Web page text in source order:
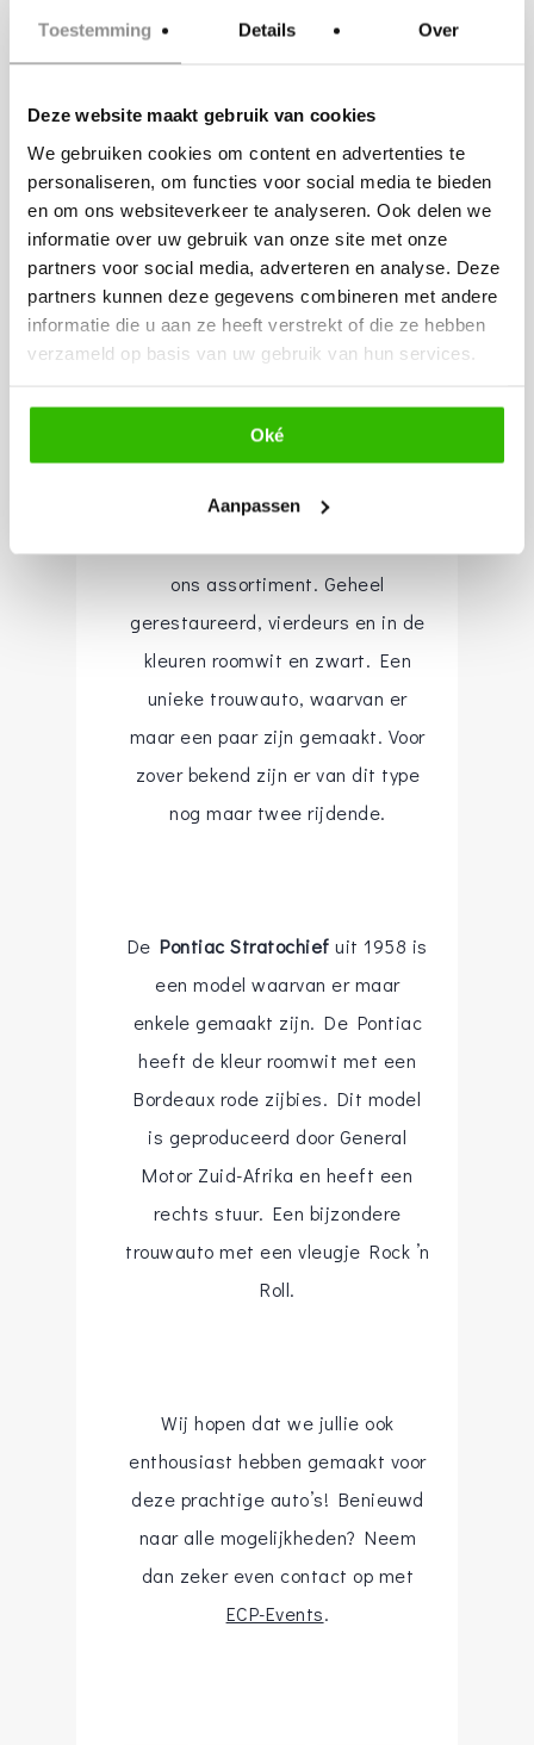
Toestemming Details Over
Deze website maakt gebruik van cookies
We gebruiken cookies om content en advertenties te
personaliseren, om functies voor social media te bieden
en om ons websiteverkeer te analyseren. Ook delen we
informatie over uw gebruik van onze site met onze
partners voor social media, adverteren en analyse. Deze
partners kunnen deze gegevens combineren met andere
informatie die u aan ze heeft verstrekt of die ze hebben
verzameld op basis van uw gebruik van hun services.
Oké
Aanpassen
DeFord Mustang Cabriolet
1966 heeft een unieke wit/blauwe
Pony lederen bekleding en is
geheel gerestaureerd. Zelf rijden
in deze prachtige oldtimer kan
ook. Deze prachtige auto wordt
namelijk ook verhuurd zonder
Humber Snipe Saloon
ons assortiment. Geheel
gerestaureerd, vierdeurs en in de
kleuren roomwit en zwart. Een
unieke trouwauto, waarvan er
maar een paar zijn gemaakt. Voor
zover bekend zijn er van dit type
nog maar twee rijdende.
De Pontiac Stratochiefuit 1958 is
een model waarvan er maar
enkele gemaakt zijn. De Pontiac
heeft de kleur roomwit met een
Bordeaux rode zijbies. Dit model
is geproduceerd door General
Motor Zuid-Afrika en heeft een
rechts stuur. Een bijzondere
trouwauto met een vleugje Rock ’n
Roll.
Wij hopen dat we jullie ook
enthousiast hebben gemaakt voor
deze prachtige auto’s! Benieuwd
naar alle mogelijkheden? Neem
dan zeker even contact op met
ECP-Events.